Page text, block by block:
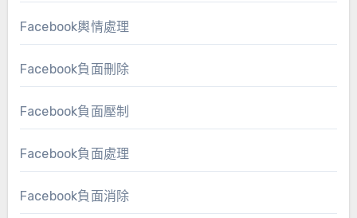
Facebook輿情處理
Facebook負面刪除
Facebook負面壓制
Facebook負面處理
Facebook負面消除